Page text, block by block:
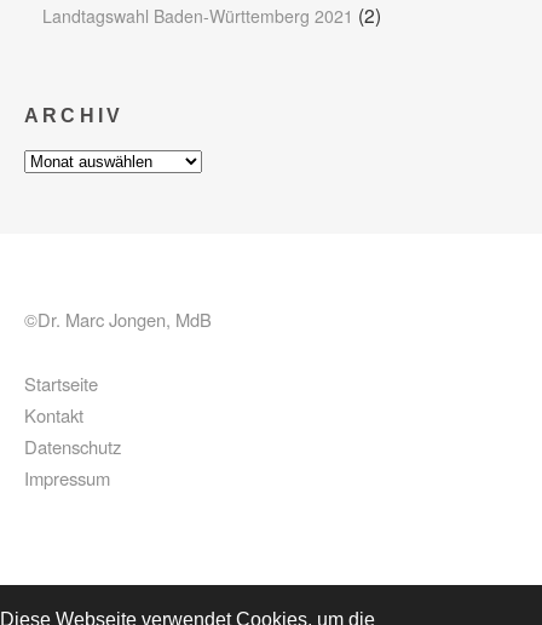
Landtagswahl Baden-Württemberg 2021 (2)
ARCHIV
Archiv
©Dr. Marc Jongen, MdB
Startseite
Kontakt
Datenschutz
Impressum
Diese Webseite verwendet Cookies, um die